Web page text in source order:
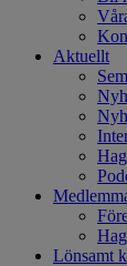
Aktuellt
Lönsamt